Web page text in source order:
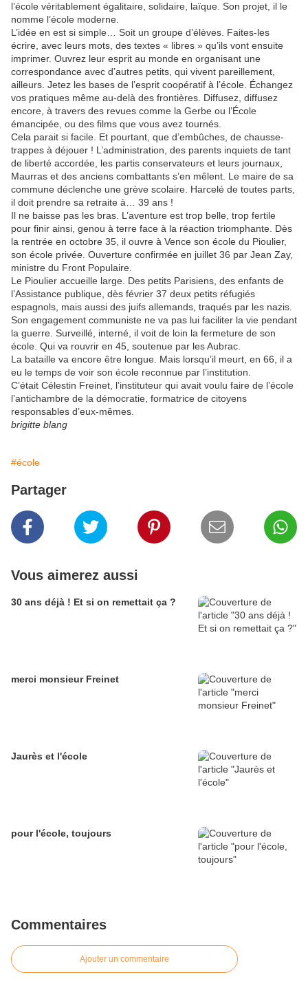
l’école véritablement égalitaire, solidaire, laïque. Son projet, il le
nomme l’école moderne.
L’idée en est si simple… Soit un groupe d’élèves. Faites-les
écrire, avec leurs mots, des textes « libres » qu’ils vont ensuite
imprimer. Ouvrez leur esprit au monde en organisant une
correspondance avec d’autres petits, qui vivent pareillement,
ailleurs. Jetez les bases de l’esprit coopératif à l’école. Échangez
vos pratiques même au-delà des frontières. Diffusez, diffusez
encore, à travers des revues comme la Gerbe ou l’École
émancipée, ou des films que vous avez tournés.
Cela parait si facile. Et pourtant, que d’embûches, de chausse-
trappes à déjouer ! L’administration, des parents inquiets de tant
de liberté accordée, les partis conservateurs et leurs journaux,
Maurras et des anciens combattants s’en mêlent. Le maire de sa
commune déclenche une grève scolaire. Harcelé de toutes parts,
il doit prendre sa retraite à… 39 ans !
Il ne baisse pas les bras. L’aventure est trop belle, trop fertile
pour finir ainsi, genou à terre face à la réaction triomphante. Dès
la rentrée en octobre 35, il ouvre à Vence son école du Pioulier,
son école privée. Ouverture confirmée en juillet 36 par Jean Zay,
ministre du Front Populaire.
Le Pioulier accueille large. Des petits Parisiens, des enfants de
l’Assistance publique, dès février 37 deux petits réfugiés
espagnols, mais aussi des juifs allemands, traqués par les nazis.
Son engagement communiste ne va pas lui faciliter la vie pendant
la guerre. Surveillé, interné, il voit de loin la fermeture de son
école. Qui va rouvrir en 45, soutenue par les Aubrac.
La bataille va encore être longue. Mais lorsqu’il meurt, en 66, il a
eu le temps de voir son école reconnue par l’institution.
C’était Célestin Freinet, l’instituteur qui avait voulu faire de l’école
l’antichambre de la démocratie, formatrice de citoyens
responsables d’eux-mêmes.
brigitte blang
#école
Partager
Vous aimerez aussi
30 ans déjà ! Et si on remettait ça ?
merci monsieur Freinet
Jaurès et l'école
pour l'école, toujours
Commentaires
Ajouter un commentaire